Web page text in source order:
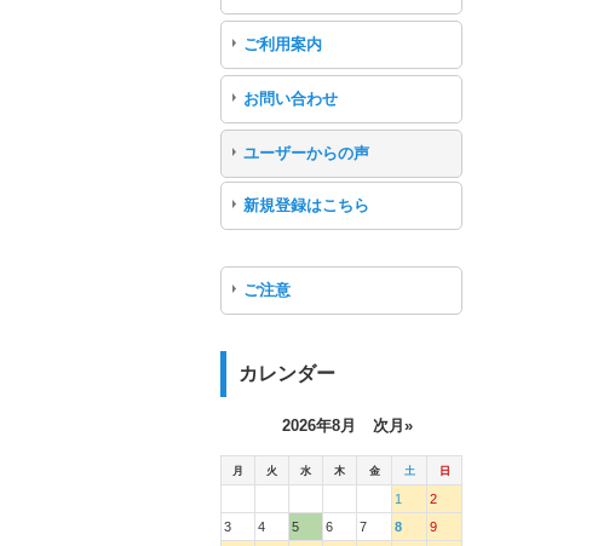
ご利用案内
お問い合わせ
ユーザーからの声
新規登録はこちら
ご注意
カレンダー
2026年8月 次月»
月 火 水 木 金 土 日
1
2
3
4 5 6 7 8
9